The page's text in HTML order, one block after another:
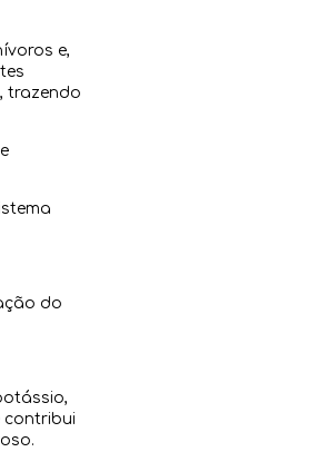
e,
trazendo
do
contribui